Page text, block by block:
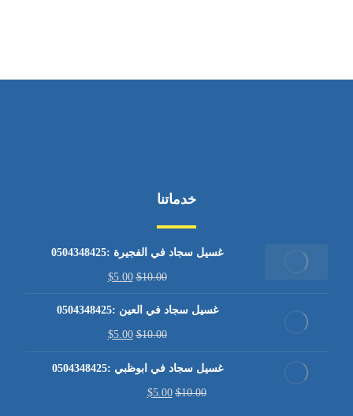
خدماتنا
غسيل سجاد في الفجيرة :0504348425
$10.00
$5.00
غسيل سجاد في العين :0504348425
$10.00
$5.00
غسيل سجاد في ابوظبي :0504348425
$10.00
$5.00